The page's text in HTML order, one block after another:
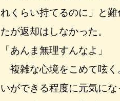
れくらい持てるのに」と
たが返却はしなかった。
「あんま無理すんなよ」
複雑な心境をこめて呟く
いができる程度に元気に